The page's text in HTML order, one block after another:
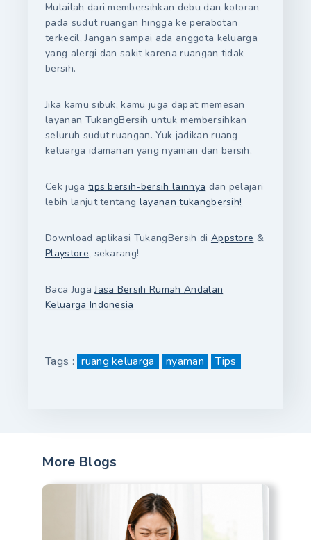
Mulailah dari membersihkan debu dan kotoran
pada sudut ruangan hingga ke perabotan
terkecil. Jangan sampai ada anggota keluarga
yang alergi dan sakit karena ruangan tidak
bersih.
Jika kamu sibuk, kamu juga dapat memesan
layanan TukangBersih untuk membersihkan
seluruh sudut ruangan. Yuk jadikan ruang
keluarga idamanan yang nyaman dan bersih.
Cek juga tips bersih-bersih lainnya dan pelajari
lebih lanjut tentang layanan tukangbersih!
Download aplikasi TukangBersih di Appstore &
Playstore, sekarang!
Baca JugaJasa Bersih Rumah Andalan
Keluarga Indonesia
Tags : ruang keluarga nyaman Tips
More Blogs